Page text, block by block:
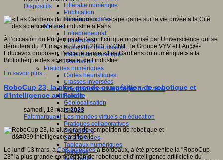
Littératie numérique
Publication
Réseaux sociaux
Métiers
Entrepreneuriat
Entreprises
Evolutions des métiers
Métiers du numérique
Orientation
Pratiques numériques
Cartes heuristiques
Classes inversées
Environnement Numérique de Travail
Fablab
Géolocalisation
Images
Les mondes virtuels en éducation
Pratiques collaboratives
Podcasting
Smartphones
Tableaux numériques
Tablettes
Web radio
Dispositifs
À l’occasion du Printemps de l’esprit critique organisé par Universcience qui se
déroulera du 21 mars au 3 avril 2023, la CNIL, le Groupe VYV et l’An@é-
Educavox proposent l’escape game « Les Gardiens du numérique » à la
Bibliothèque des sciences et de l’industrie.
En savoir plus...
RoboCup 23, la plus grande compétition de robotique et
d'Intelligence artificielle
samedi, 18 mars 2023
Fait marquant
Le lundi 13 mars, àCap Sciencesà Bordeaux, a été présentée la "RoboCup
23" la plus grande compétition de robotique et d'Intelligence artificielle du